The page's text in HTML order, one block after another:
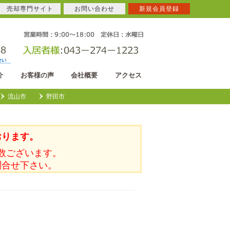
お客様の声 会社概要 アクセス
流山市 野田市
ます。
ざいます。
せ下さい。
売却専門サイト お問い合わせ 新規会員登録